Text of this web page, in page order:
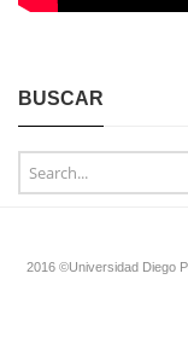
BUSCAR
2016 ©Universidad Diego